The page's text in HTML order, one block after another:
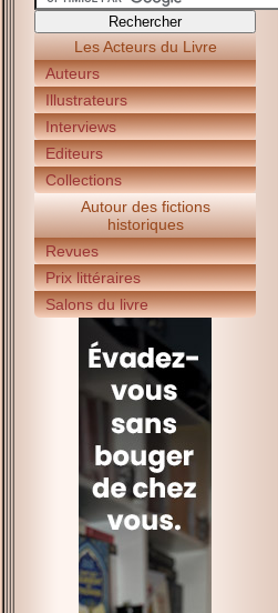
Les Acteurs du Livre
Auteurs
Illustrateurs
Interviews
Editeurs
Collections
Autour des fictions
historiques
Revues
Prix littéraires
Salons du livre